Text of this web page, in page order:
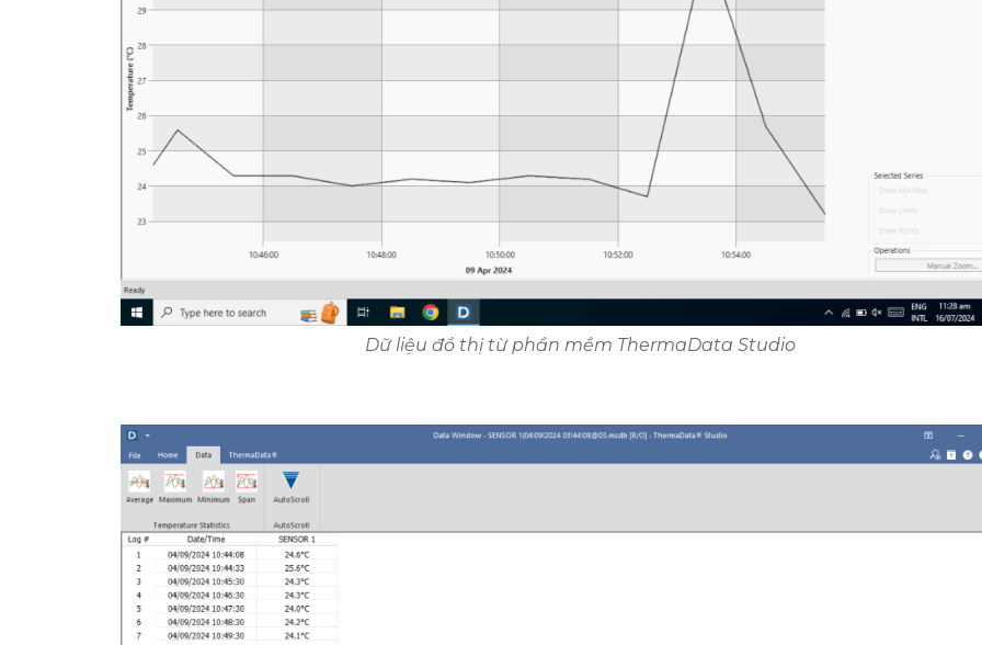
Dữ liệu đồ thị từ phần mềm ThermaData Studio